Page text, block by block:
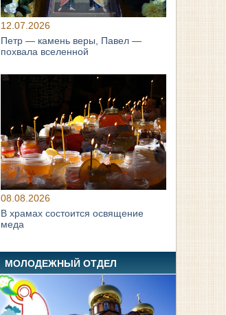
12.07.2026
Петр — камень веры, Павел —
похвала вселенной
08.08.2026
В храмах состоится освящение
меда
МОЛОДЕЖНЫЙ ОТДЕЛ